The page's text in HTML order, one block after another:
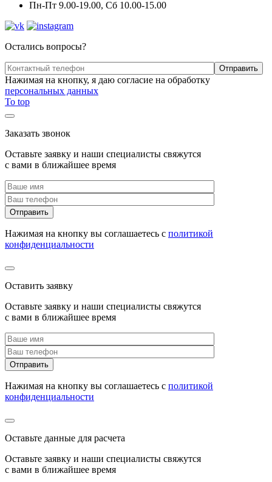
Пн-Пт 9.00-19.00, Сб 10.00-15.00
Остались вопросы?
Нажимая на кнопку, я даю согласие на обработку
персональных данных
To top
Заказать звонок
Оставьте заявку и наши специалисты свяжутся
с вами в ближайшее время
Нажимая на кнопку вы соглашаетесь с политикой
конфиденциальности
Оставить заявку
Оставьте заявку и наши специалисты свяжутся
с вами в ближайшее время
Нажимая на кнопку вы соглашаетесь с политикой
конфиденциальности
Оставьте данные для расчета
Оставьте заявку и наши специалисты свяжутся
с вами в ближайшее время